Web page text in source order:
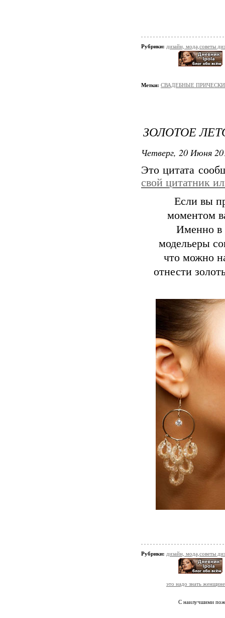
Рубрики: дизайн, мода,советы
Метки: СВАДЕБНЫЕ ПРИЧЕСКИ
ЗОЛОТОЕ
Четверг, 20 Июня
Это цитата
свой цитатник
Если вы
моментом
Именно в
модельеры
что можно
отнести
Рубрики: дизайн, мода,советы
это надо знать женщине
С наилучшими